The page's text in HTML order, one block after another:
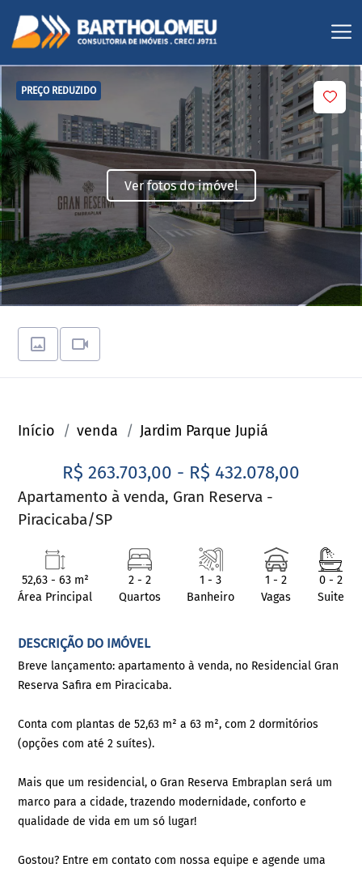
PREÇO REDUZIDO
Ver fotos do imóvel
Início venda Jardim Parque Jupiá
R$ 263.703,00 - R$ 432.078,00
Apartamento à venda, Gran Reserva -
Piracicaba/SP
52,63 - 63 m²
Área Principal
2 - 2
Quartos
1 - 3
Banheiro
1 - 2
Vagas
0 - 2
Suite
DESCRIÇÃO DO IMÓVEL
Breve lançamento: apartamento à venda, no Residencial Gran
Reserva Safira em Piracicaba.
Conta com plantas de 52,63 m² a 63 m², com 2 dormitórios
(opções com até 2 suítes).
Mais que um residencial, o Gran Reserva Embraplan será um
marco para a cidade, trazendo modernidade, conforto e
qualidade de vida em um só lugar!
Gostou? Entre em contato com nossa equipe e agende uma